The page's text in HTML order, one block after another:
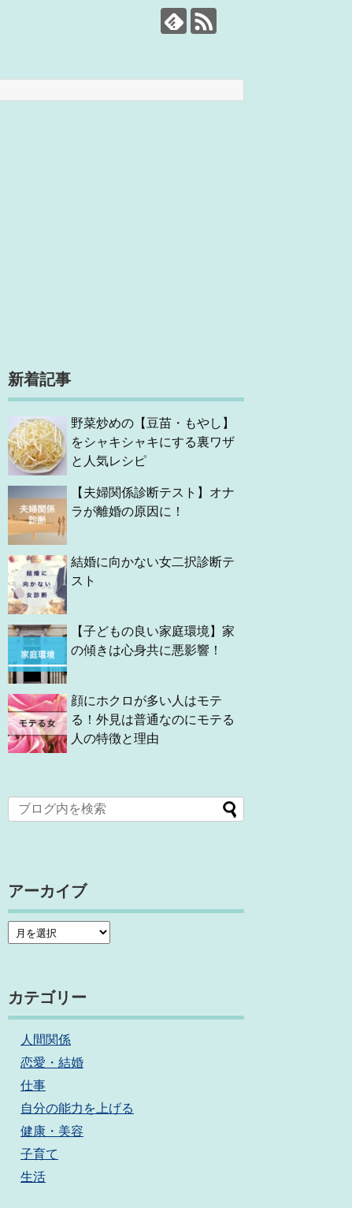
新着記事
野菜炒めの【豆苗・もやし】
をシャキシャキにする裏ワザ
と人気レシピ
【夫婦関係診断テスト】オナ
ラが離婚の原因に！
結婚に向かない女二択診断テ
スト
【子どもの良い家庭環境】家
の傾きは心身共に悪影響！
顔にホクロが多い人はモテ
る！外見は普通なのにモテる
人の特徴と理由
アーカイブ
カテゴリー
人間関係
恋愛・結婚
仕事
自分の能力を上げる
健康・美容
子育て
生活